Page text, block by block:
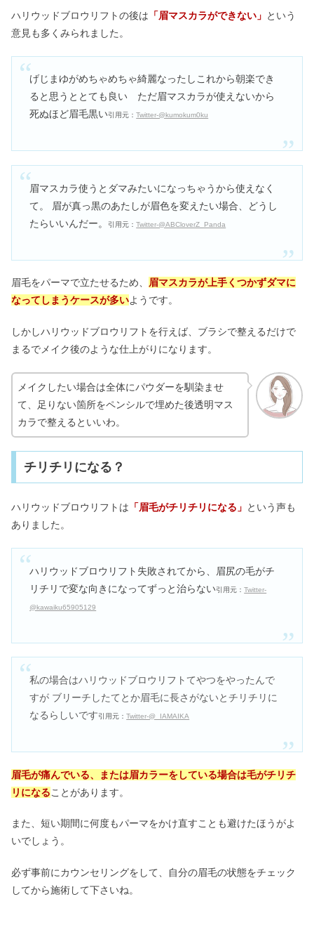
ハリウッドブロウリフトの後は 「眉マスカラができない」 という
意見も多くみられました。
げじまゆがめちゃめちゃ綺麗なったしこれから朝楽でき
ると思うととても良い ただ眉マスカラが使えないから
死ぬほど眉毛黒い引用元：Twitter-@kumokum0ku
眉マスカラ使うとダマみたいになっちゃうから使えなく
て。 眉が真っ黒のあたしが眉色を変えたい場合、どうし
たらいいんだー。
引用元：Twitter-@ABCloverZ_Panda
眉毛をパーマで立たせるため、 眉マスカラが上手くつかずダマに
なってしまうケースが多いようです。
しかしハリウッドブロウリフトを行えば、ブラシで整えるだけで
まるでメイク後のような仕上がりになります。
メイクしたい場合は全体にパウダーを馴染ませ
て、足りない箇所をペンシルで埋めた後透明マス
カラで整えるといいわ。
チリチリになる？
ハリウッドブロウリフトは 「眉毛がチリチリになる」 という声も
ありました。
ハリウッドブロウリフト失敗されてから、眉尻の毛がチ
リチリで変な向きになってずっと治らない引用元：Twitter-
@kawaiku65905129
私の場合はハリウッドブロウリフトてやつをやったんで
すが ブリーチしたてとか眉毛に長さがないとチリチリに
なるらしいです引用元：Twitter-@_IAMAIKA
眉毛が痛んでいる、または眉カラーをしている場合は毛がチリチ
リになることがあります。
また、短い期間に何度もパーマをかけ直すことも避けたほうがよ
いでしょう。
必ず事前にカウンセリングをして、自分の眉毛の状態をチェック
してから施術して下さいね。